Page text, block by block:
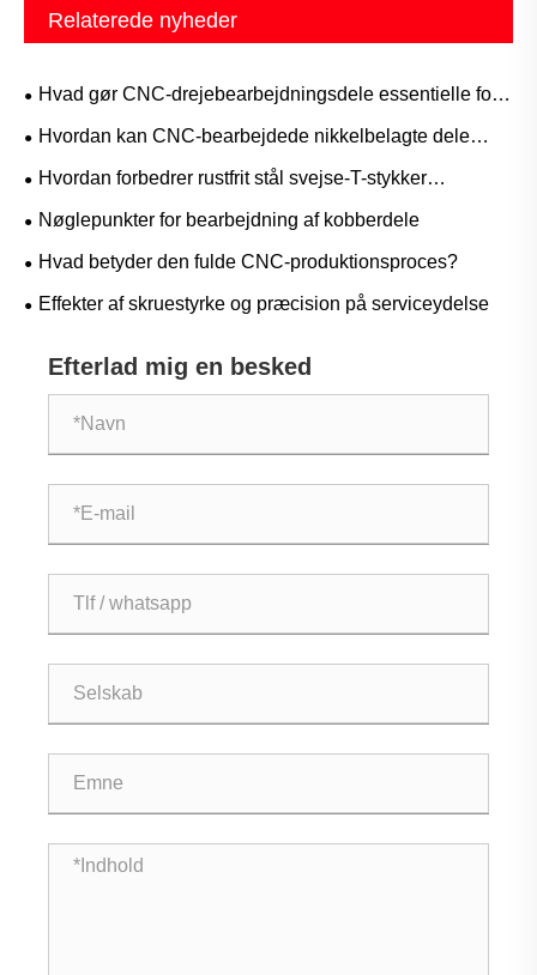
Relaterede nyheder
Hvad gør CNC-drejebearbejdningsdele essentielle for
præcisionsfremstilling?
Hvordan kan CNC-bearbejdede nikkelbelagte dele
forbedre industriel ydeevne og produktpålidelighed?
Hvordan forbedrer rustfrit stål svejse-T-stykker
industrielle rørydelser?
Nøglepunkter for bearbejdning af kobberdele
Hvad betyder den fulde CNC-produktionsproces?
Effekter af skruestyrke og præcision på serviceydelse
Efterlad mig en besked